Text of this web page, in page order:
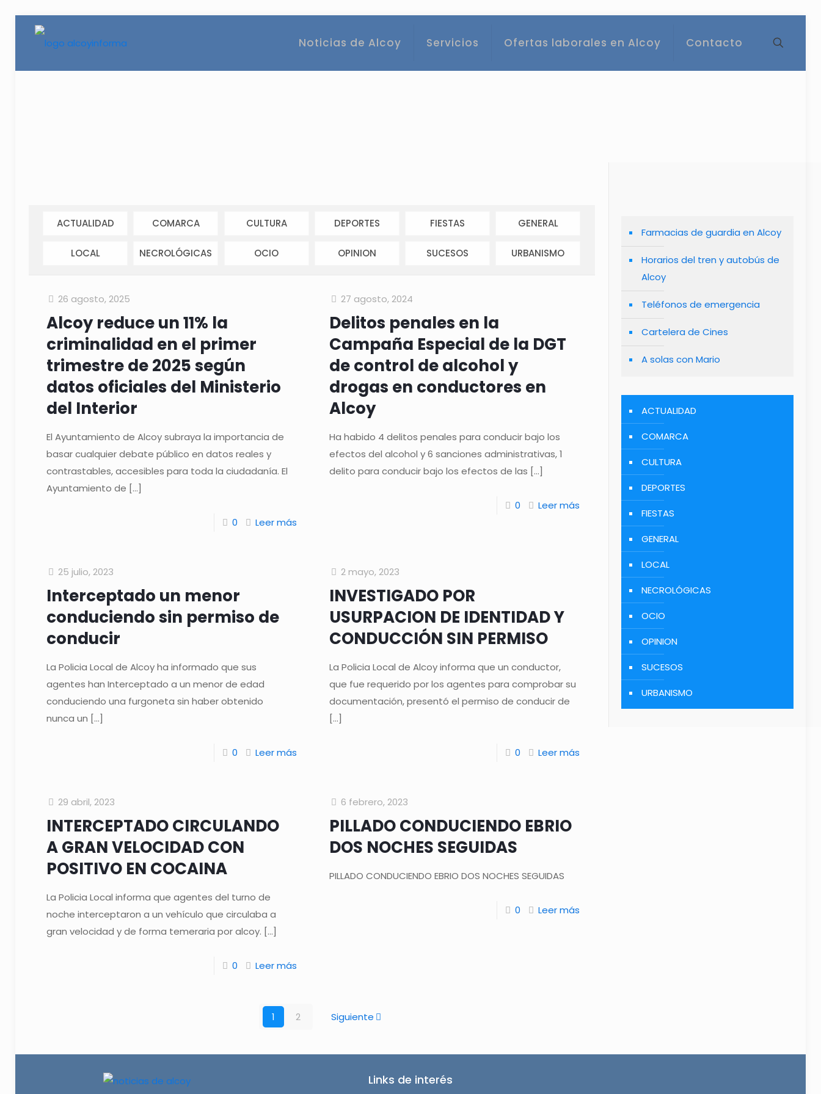
Noticias de Alcoy Servicios Ofertas laborales en Alcoy Contacto
ACTUALIDAD COMARCA CULTURA DEPORTES FIESTAS GENERAL
LOCAL NECROLÓGICAS OCIO OPINION SUCESOS URBANISMO
26 agosto, 2025
Alcoy reduce un 11% la
criminalidad en el primer
trimestre de 2025 según
datos oficiales del Ministerio
del Interior
El Ayuntamiento de Alcoy subraya la importancia de
basar cualquier debate público en datos reales y
contrastables, accesibles para toda la ciudadanía. El
Ayuntamiento de […]
0 Leer más
27 agosto, 2024
Delitos penales en la
Campaña Especial de la DGT
de control de alcohol y
drogas en conductores en
Alcoy
Ha habido 4 delitos penales para conducir bajo los
efectos del alcohol y 6 sanciones administrativas, 1
delito para conducir bajo los efectos de las […]
0 Leer más
25 julio, 2023
Interceptado un menor
conduciendo sin permiso de
conducir
La Policia Local de Alcoy ha informado que sus
agentes han Interceptado a un menor de edad
conduciendo una furgoneta sin haber obtenido
nunca un […]
0 Leer más
2 mayo, 2023
INVESTIGADO POR
USURPACION DE IDENTIDAD Y
CONDUCCIÓN SIN PERMISO
La Policia Local de Alcoy informa que un conductor,
que fue requerido por los agentes para comprobar su
documentación, presentó el permiso de conducir de
[…]
0 Leer más
29 abril, 2023
INTERCEPTADO CIRCULANDO
A GRAN VELOCIDAD CON
POSITIVO EN COCAINA
La Policia Local informa que agentes del turno de
noche interceptaron a un vehículo que circulaba a
gran velocidad y de forma temeraria por alcoy. […]
0 Leer más
6 febrero, 2023
PILLADO CONDUCIENDO EBRIO
DOS NOCHES SEGUIDAS
PILLADO CONDUCIENDO EBRIO DOS NOCHES SEGUIDAS
0 Leer más
1 2 Siguiente
Farmacias de guardia en Alcoy
Horarios del tren y autobús de
Alcoy
Teléfonos de emergencia
Cartelera de Cines
A solas con Mario
ACTUALIDAD
COMARCA
CULTURA
DEPORTES
FIESTAS
GENERAL
LOCAL
NECROLÓGICAS
OCIO
OPINION
SUCESOS
URBANISMO
Links de interés